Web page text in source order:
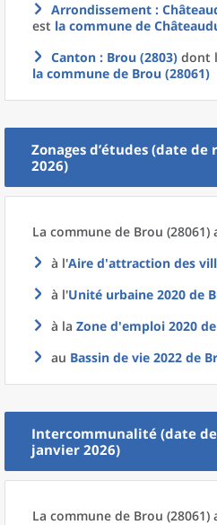
Arrondissement :
est la commune de
Canton : Brou (2803) dont
la commune de Brou (28061)
Zonages d’études (date
2026)
La commune de Brou
à l'Aire d'attraction des
à l'Unité urbaine 2020 de
à la Zone d'emploi 2020 de
au Bassin de vie 2022 de
Intercommunalité (date
janvier 2026)
La commune de Brou